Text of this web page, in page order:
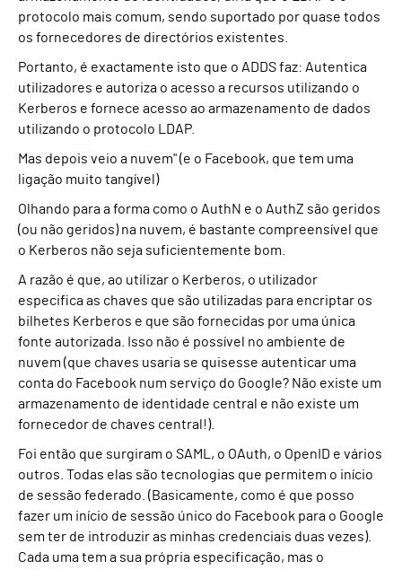
protocolo mais comum, sendo suportado por quase todos
os fornecedores de directórios existentes.
Portanto, é exactamente isto que o ADDS faz: Autentica
utilizadores e autoriza o acesso a recursos utilizando o
Kerberos e fornece acesso ao armazenamento de dados
utilizando o protocolo LDAP.
Mas depois veio a nuvem" (e o Facebook, que tem uma
ligação muito tangível)
Olhando para a forma como o AuthN e o AuthZ são geridos
(ou não geridos) na nuvem, é bastante compreensível que
o Kerberos não seja suficientemente bom.
A razão é que, ao utilizar o Kerberos, o utilizador
especifica as chaves que são utilizadas para encriptar os
bilhetes Kerberos e que são fornecidas por uma única
fonte autorizada. Isso não é possível no ambiente de
nuvem (que chaves usaria se quisesse autenticar uma
conta do Facebook num serviço do Google? Não existe um
armazenamento de identidade central e não existe um
fornecedor de chaves central!).
Foi então que surgiram o SAML, o OAuth, o OpenID e vários
outros. Todas elas são tecnologias que permitem o início
de sessão federado. (Basicamente, como é que posso
fazer um início de sessão único do Facebook para o Google
sem ter de introduzir as minhas credenciais duas vezes).
Cada uma tem a sua própria especificação, mas o